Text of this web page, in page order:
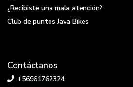
¿Recibiste una mala atención?
Club de puntos Java Bikes
Contáctanos
+56961762324